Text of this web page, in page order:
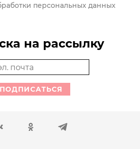
персональных данных
на рассылку
ПОДПИСАТЬСЯ